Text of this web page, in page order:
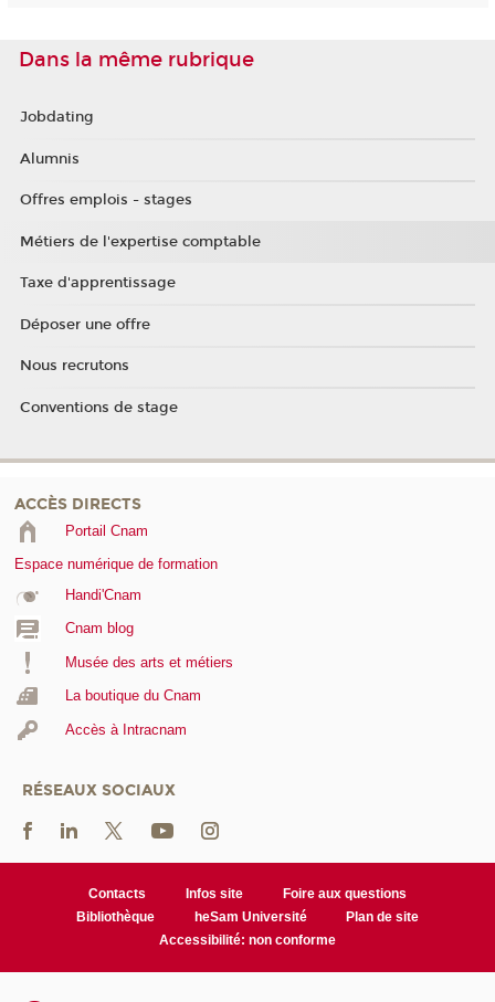
Dans la même rubrique
Jobdating
Alumnis
Offres emplois - stages
Métiers de l'expertise comptable
Taxe d'apprentissage
Déposer une offre
Nous recrutons
Conventions de stage
ACCÈS DIRECTS
Portail Cnam
Espace numérique de formation
Handi'Cnam
Cnam blog
Musée des arts et métiers
La boutique du Cnam
Accès à Intracnam
RÉSEAUX SOCIAUX
Contacts Infos site
Foire aux questions
Bibliothèque
heSam Université
Plan de site
Accessibilité: non conforme